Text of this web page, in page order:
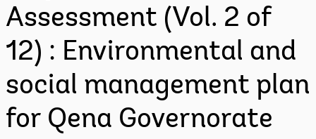
Assessment (Vol. 2 of
12) : Environmental and
social management plan
for Qena Governorate